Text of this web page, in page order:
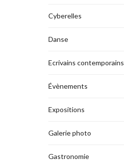
Cyberelles
Danse
Ecrivains contemporains
Évènements
Expositions
Galerie photo
Gastronomie